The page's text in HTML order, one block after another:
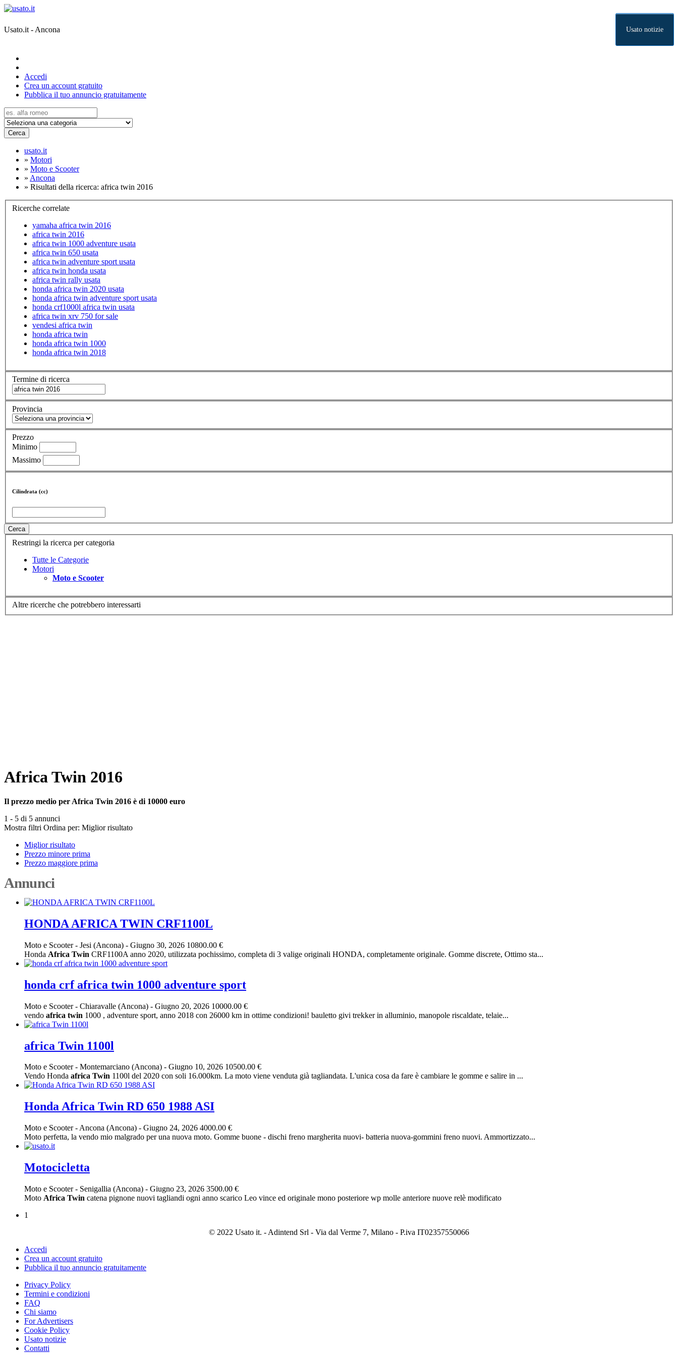
Usato.it - Ancona Usato notizie
Accedi
Crea un account gratuito
Pubblica il tuo annuncio gratuitamente
Cerca
usato.it
» Motori
» Moto e Scooter
» Ancona
» Risultati della ricerca: africa twin 2016
Ricerche correlate
yamaha africa twin 2016
africa twin 2016
africa twin 1000 adventure usata
africa twin 650 usata
africa twin adventure sport usata
africa twin honda usata
africa twin rally usata
honda africa twin 2020 usata
honda africa twin adventure sport usata
honda crf1000l africa twin usata
africa twin xrv 750 for sale
vendesi africa twin
honda africa twin
honda africa twin 1000
honda africa twin 2018
Termine di ricerca
Provincia
Prezzo
Minimo
Massimo
Cilindrata (cc)
Cerca
Restringi la ricerca per categoria
Tutte le Categorie
Motori
Moto e Scooter
Altre ricerche che potrebbero interessarti
Africa Twin 2016
Il prezzo medio per Africa Twin 2016 è di 10000 euro
1 - 5 di 5 annunci
Mostra filtri Ordina per: Miglior risultato
Miglior risultato
Prezzo minore prima
Prezzo maggiore prima
Annunci
HONDA AFRICA TWIN CRF1100L
Moto e Scooter- Jesi (Ancona) - Giugno 30, 2026 10800.00 €
Honda Africa Twin CRF1100A anno 2020, utilizzata pochissimo, completa di 3 valige originali HONDA, completamente originale. Gomme discrete, Ottimo sta...
honda crf africa twin 1000 adventure sport
Moto e Scooter- Chiaravalle (Ancona) - Giugno 20, 2026 10000.00 €
vendo africa twin 1000 , adventure sport, anno 2018 con 26000 km in ottime condizioni! bauletto givi trekker in alluminio, manopole riscaldate, telaie...
africa Twin 1100l
Moto e Scooter- Montemarciano (Ancona) - Giugno 10, 2026 10500.00 €
Vendo Honda africa Twin 1100l del 2020 con soli 16.000km. La moto viene venduta già tagliandata. L'unica cosa da fare è cambiare le gomme e salire in ...
Honda Africa Twin RD 650 1988 ASI
Moto e Scooter- Ancona (Ancona) - Giugno 24, 2026 4000.00 €
Moto perfetta, la vendo mio malgrado per una nuova moto. Gomme buone - dischi freno margherita nuovi- batteria nuova-gommini freno nuovi. Ammortizzato...
Motocicletta
Moto e Scooter- Senigallia (Ancona) - Giugno 23, 2026 3500.00 €
Moto Africa Twin catena pignone nuovi tagliandi ogni anno scarico Leo vince ed originale mono posteriore wp molle anteriore nuove relè modificato
1
© 2022 Usato it. - Adintend Srl - Via dal Verme 7, Milano - P.iva IT02357550066
Accedi
Crea un account gratuito
Pubblica il tuo annuncio gratuitamente
Privacy Policy
Termini e condizioni
FAQ
Chi siamo
For Advertisers
Cookie Policy
Usato notizie
Contatti